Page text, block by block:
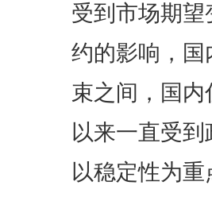
受到市场期
约的影响，
束之间，国
以来一直受
以稳定性为